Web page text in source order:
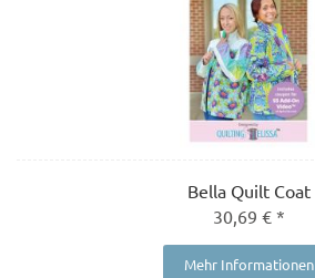
Bella Quilt Coat
30,69 € *
Mehr Informationen